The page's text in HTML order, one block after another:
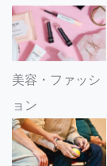
美容・ファッシ
ョン